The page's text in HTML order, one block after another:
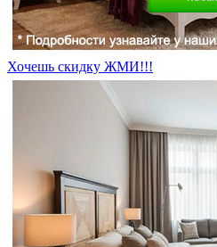
Хочешь скидку ЖМИ!!!